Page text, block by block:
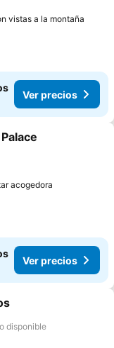
vistas a la montaña
Ver precios
acogedora
Ver precios
disponible